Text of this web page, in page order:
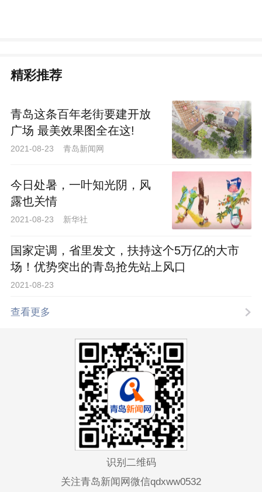
精彩推荐
青岛这条百年老街要建开放
广场 最美效果图全在这!
2021-08-23 青岛新闻网
今日处暑，一叶知光阴，风
露也关情
2021-08-23 新华社
国家定调，省里发文，扶持这个5万亿的大市
场！优势突出的青岛抢先站上风口
2021-08-23
查看更多
识别二维码
关注青岛新闻网微信qdxww0532